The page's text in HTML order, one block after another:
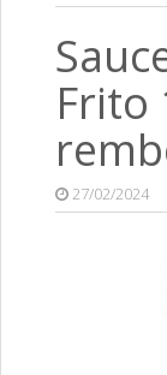
Frito
27/02/2024